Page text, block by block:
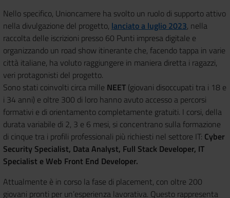
Nello specifico, Unioncamere ha svolto un ruolo di supporto attivo
nella divulgazione del progetto, lanciato a luglio 2023, nella
raccolta delle iscrizioni presso 60 Punti impresa digitale e
organizzando un road show itinerante che, facendo tappa in varie
città italiane, ha voluto raggiungere in maniera diretta i ragazzi,
veri protagonisti del progetto.
Sono stati coinvolti circa mille NEET (giovani disoccupati tra i 18 e
i 34 anni) e oltre 300 di loro hanno avuto accesso a percorsi
formativi e di orientamento completamente gratuiti. I corsi, della
durata variabile di 2, 3 e 6 mesi, si concentrano sulla formazione
di cinque tra i profili professionali più richiesti nel settore IT: Cyber
Security Specialist, Data Analyst, Full Stack Developer, IT
Specialist e Web Front End Developer.
Attualmente è in corso la fase di placement, con oltre 200
giovani pronti per un’esperienza lavorativa. Questo rappresenta